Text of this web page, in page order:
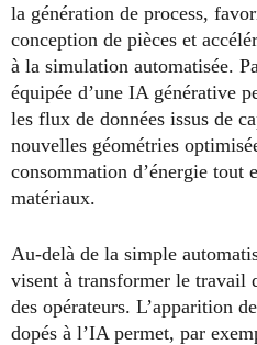
la génération de process,
conception de pièces et
à la simulation automatisée.
équipée d’une IA générative
les flux de données issus de
nouvelles géométries
consommation d’énergie tout
matériaux.
Au-delà de la simple
visent à transformer le travail
des opérateurs. L’apparition de
dopés à l’IA permet, par